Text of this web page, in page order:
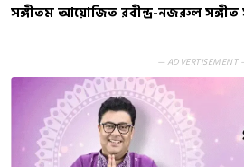
সঙ্গীতম আয়োজিত রবীন্দ্র-নজরুল সঙ্গীত
— ADVERTISEMENT